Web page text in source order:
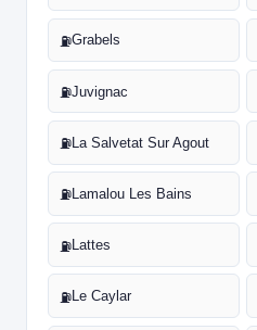
⛽Grabels
⛽Juvignac
⛽La Salvetat Sur Agout
⛽Lamalou Les Bains
⛽Lattes
⛽Le Caylar